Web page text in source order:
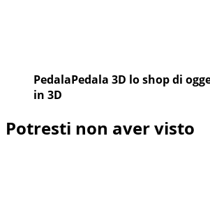
PedalaPedala 3D lo shop di
in 3D
Potresti non aver visto